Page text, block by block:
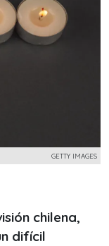
GETTY IMAGES
chilena,
difícil